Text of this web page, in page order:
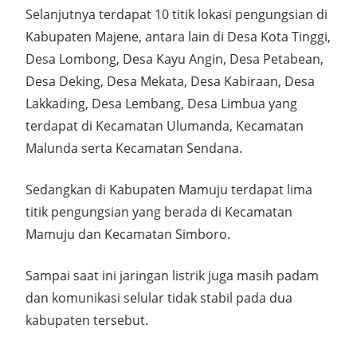
Selanjutnya terdapat 10 titik lokasi pengungsian di
Kabupaten Majene, antara lain di Desa Kota Tinggi,
Desa Lombong, Desa Kayu Angin, Desa Petabean,
Desa Deking, Desa Mekata, Desa Kabiraan, Desa
Lakkading, Desa Lembang, Desa Limbua yang
terdapat di Kecamatan Ulumanda, Kecamatan
Malunda serta Kecamatan Sendana.
Sedangkan di Kabupaten Mamuju terdapat lima
titik pengungsian yang berada di Kecamatan
Mamuju dan Kecamatan Simboro.
Sampai saat ini jaringan listrik juga masih padam
dan komunikasi selular tidak stabil pada dua
kabupaten tersebut.